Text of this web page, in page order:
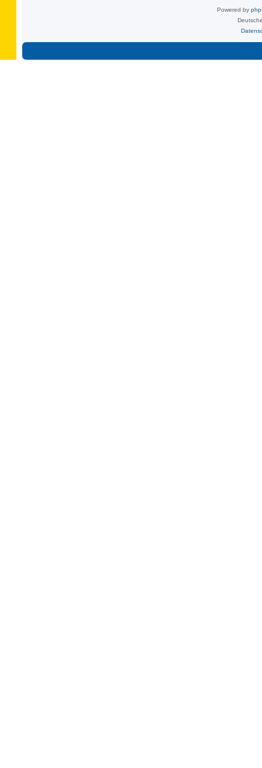
Powered by